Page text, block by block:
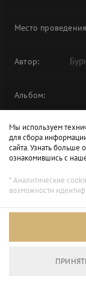
Место проведения
Автор:
Альбом:
Мы используем
для сбора
сайта. Узнать
ознакомившись с
* Аналитические
возможности